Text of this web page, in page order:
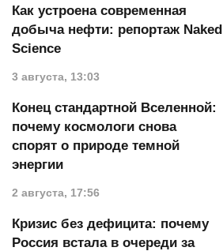
Как устроена современная
добыча нефти: репортаж Naked
Science
3 августа, 13:03
Конец стандартной Вселенной:
почему космологи снова
спорят о природе темной
энергии
2 августа, 17:56
Кризис без дефицита: почему
Россия встала в очереди за